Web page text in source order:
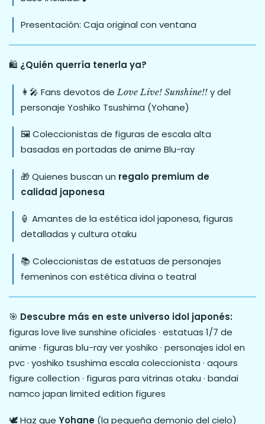
Presentación: Caja original con ventana
🛍️ ¿Quién querría tenerla ya?
👩‍🎤 Fans devotos deLove Live! Sunshine!! y del
personaje Yoshiko Tsushima (Yohane)
🖼️ Coleccionistas de figuras de escala alta
basadas en portadas de anime Blu-ray
🎁 Quienes buscan un regalo premium de
calidad japonesa
🏮 Amantes de la estética idol japonesa, figuras
detalladas y cultura otaku
📚 Coleccionistas de estatuas de personajes
femeninos con estética divina o teatral
🎯 Descubre más en este universo idol japonés:
figuras love live sunshine oficiales · estatuas 1/7 de
anime · figuras blu-ray ver yoshiko · personajes idol en
pvc · yoshiko tsushima escala coleccionista · aqours
figure collection · figuras para vitrinas otaku · bandai
namco japan limited edition figures
🕊️ Haz que Yohane (la pequeña demonio del cielo)